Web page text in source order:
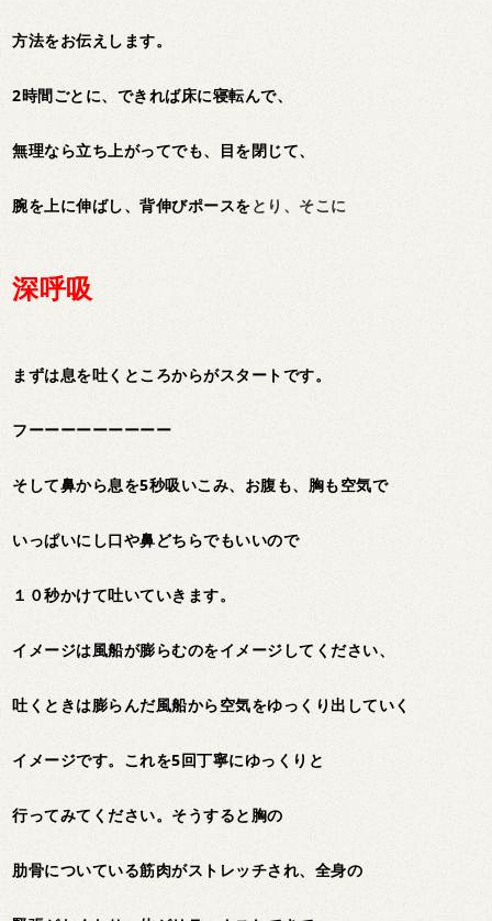
方法をお伝えします。
2時間ごとに、できれば床に寝転んで、
無理なら立ち上がってでも、目を閉じて、
腕を上に伸ばし、背伸びポースをとり、そこに
深呼吸
まずは息を吐くところからがスタートです。
フーーーーーーーーー
そして鼻から息を5秒吸いこみ、お腹も、胸も空気で
いっぱいにし口や鼻どちらでもいいので
１０秒かけて吐いていきます。
イメージは風船が膨らむのをイメージしてください、
吐くときは膨らんだ風船から空気をゆっくり出していく
イメージです。これを5回丁寧にゆっくりと
行ってみてください。そうすると胸の
肋骨についている筋肉がストレッチされ、全身の